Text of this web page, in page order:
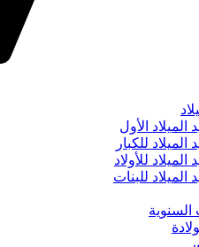
الميلاد الأول
للكبار
للأولاد
الميلاد للبنات
السنوية